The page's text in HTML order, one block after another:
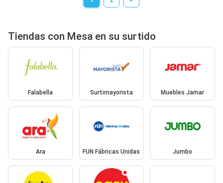
Tiendas con Mesa en su surtido
Falabella Surtimayorista Muebles Jamar
Ara FUN Fábricas Unidas Jumbo